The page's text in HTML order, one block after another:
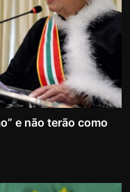
e não terão como